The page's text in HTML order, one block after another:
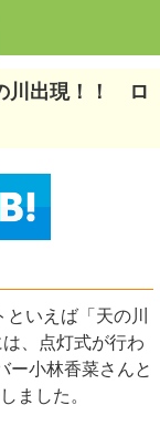
川出現！！ ロ
いえば「天の川
、点灯式が行わ
ー小林香菜さんと
ました。